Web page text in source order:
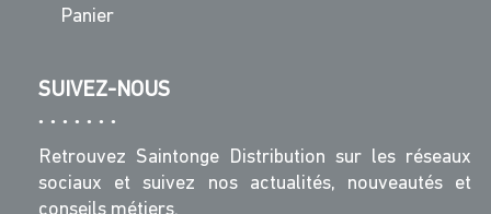
Panier
SUIVEZ-NOUS
Retrouvez Saintonge Distribution sur les réseaux
sociaux et suivez nos actualités, nouveautés et